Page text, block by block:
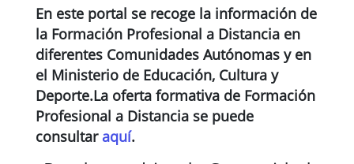
En este portal se recoge la información de
la Formación Profesional a Distancia en
diferentes Comunidades Autónomas y en
el Ministerio de Educación, Cultura y
Deporte.La oferta formativa de Formación
Profesional a Distancia se puede
consultaraquí.